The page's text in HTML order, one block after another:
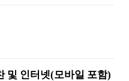
및 인터넷(모바일 포함)